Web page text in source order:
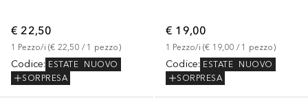
€ 22,50
1 Pezzo/i (€ 22,50 / 1 pezzo)
Codice: ESTATE
NUOVO
SORPRESA
€ 19,00
1 Pezzo/i (€ 19,00 / 1 pezzo)
Codice: ESTATE
NUOVO
SORPRESA